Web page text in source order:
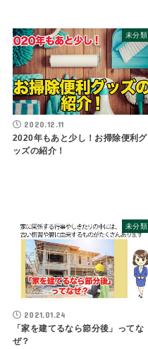
未分類
2020.12.11
2020年もあと少し！お掃除便利グ
ッズの紹介！
未分類
2021.01.24
「家を建てるなら節分後」ってな
ぜ？